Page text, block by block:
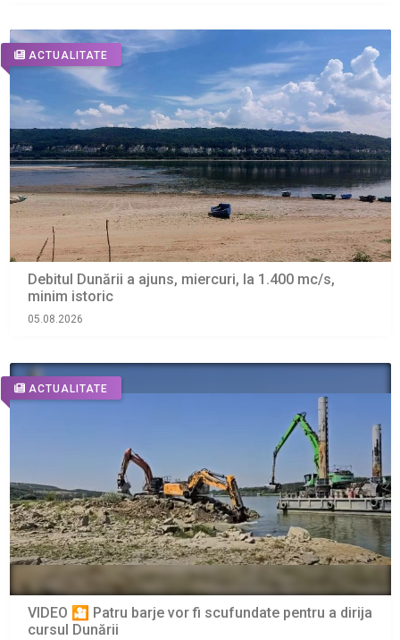
ACTUALITATE
Debitul Dunării a ajuns, miercuri, la 1.400 mc/s,
minim istoric
05.08.2026
ACTUALITATE
VIDEO 🎦 Patru barje vor fi scufundate pentru a dirija
cursul Dunării